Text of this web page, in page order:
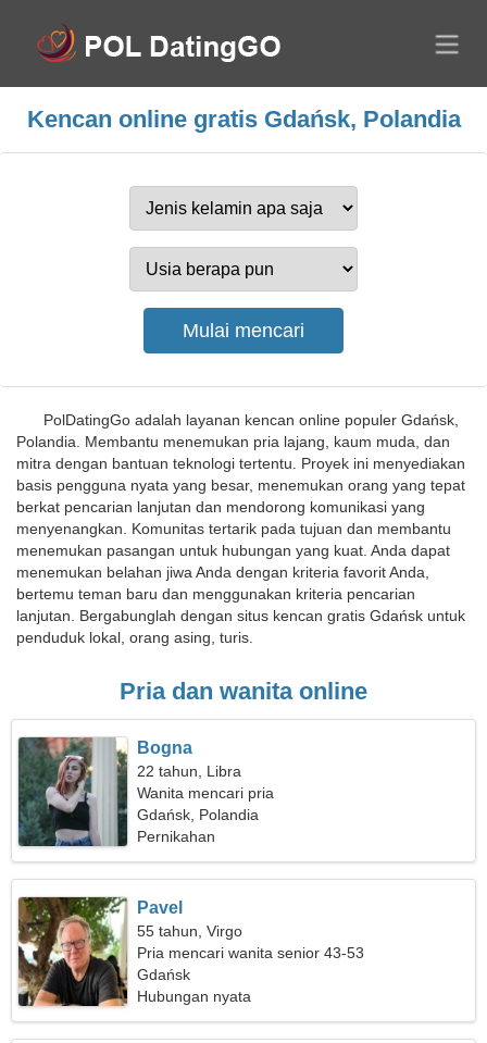
Kencan online gratis Gdańsk, Polandia
PolDatingGo adalah layanan kencan online populer Gdańsk,
Polandia. Membantu menemukan pria lajang, kaum muda, dan
mitra dengan bantuan teknologi tertentu. Proyek ini menyediakan
basis pengguna nyata yang besar, menemukan orang yang tepat
berkat pencarian lanjutan dan mendorong komunikasi yang
menyenangkan. Komunitas tertarik pada tujuan dan membantu
menemukan pasangan untuk hubungan yang kuat. Anda dapat
menemukan belahan jiwa Anda dengan kriteria favorit Anda,
bertemu teman baru dan menggunakan kriteria pencarian
lanjutan. Bergabunglah dengan situs kencan gratis Gdańsk untuk
penduduk lokal, orang asing, turis.
Pria dan wanita online
Bogna
22 tahun, Libra
Wanita mencari pria
Gdańsk, Polandia
Pernikahan
Pavel
55 tahun, Virgo
Pria mencari wanita senior 43-53
Gdańsk
Hubungan nyata